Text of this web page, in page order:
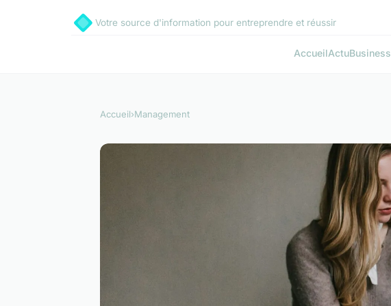
Votre source d'information pour entreprendre et réussir
AccueilActuBusiness
Accueil›Management